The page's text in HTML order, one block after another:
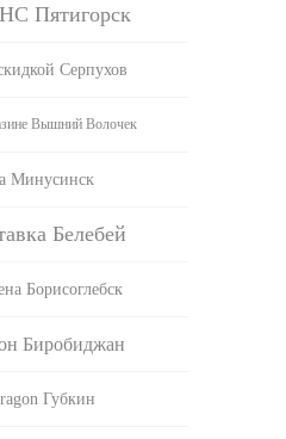
Пятигорск
Серпухов
Вышний Волочек
Минусинск
Белебей
Борисоглебск
Биробиджан
Губкин